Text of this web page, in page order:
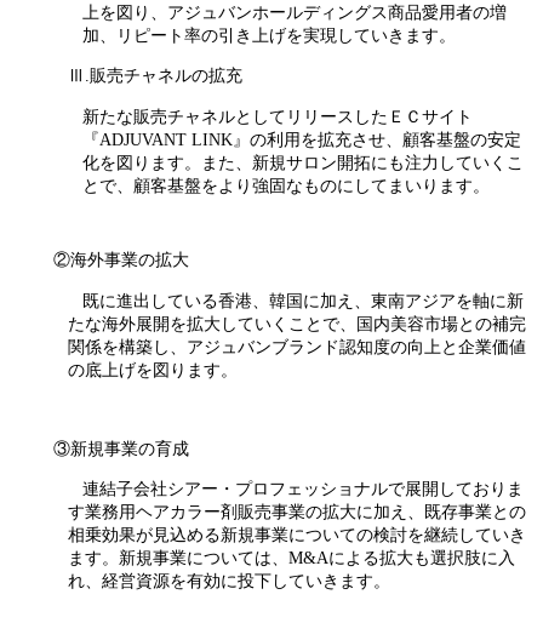
上を図り、アジュバンホールディングス商品愛用者の増
加、リピート率の引き上げを実現していきます。
Ⅲ.販売チャネルの拡充
新たな販売チャネルとしてリリースしたＥＣサイト
『ADJUVANT LINK』の利用を拡充させ、顧客基盤の安定
化を図ります。また、新規サロン開拓にも注力していくこ
とで、顧客基盤をより強固なものにしてまいります。
②海外事業の拡大
既に進出している香港、韓国に加え、東南アジアを軸に新
たな海外展開を拡大していくことで、国内美容市場との補完
関係を構築し、アジュバンブランド認知度の向上と企業価値
の底上げを図ります。
③新規事業の育成
連結子会社シアー・プロフェッショナルで展開しておりま
す業務用ヘアカラー剤販売事業の拡大に加え、既存事業との
相乗効果が見込める新規事業についての検討を継続していき
ます。新規事業については、M&Aによる拡大も選択肢に入
れ、経営資源を有効に投下していきます。